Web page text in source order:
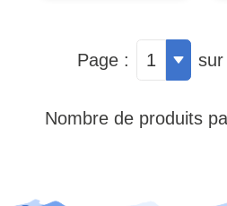
Page : 1 sur
Nombre de produits